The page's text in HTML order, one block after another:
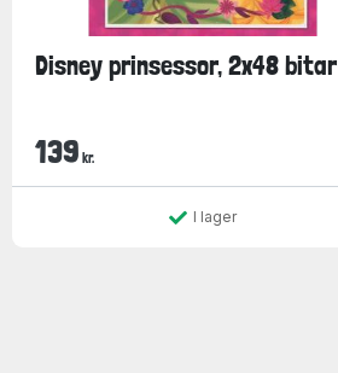
Disney prinsessor, 2x48 bitar
139 kr.
I lager